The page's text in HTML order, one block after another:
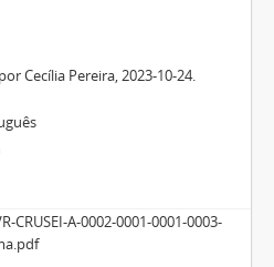
Cecília Pereira, 2023-10-24.
CRUSEI-A-0002-0001-0001-0003-